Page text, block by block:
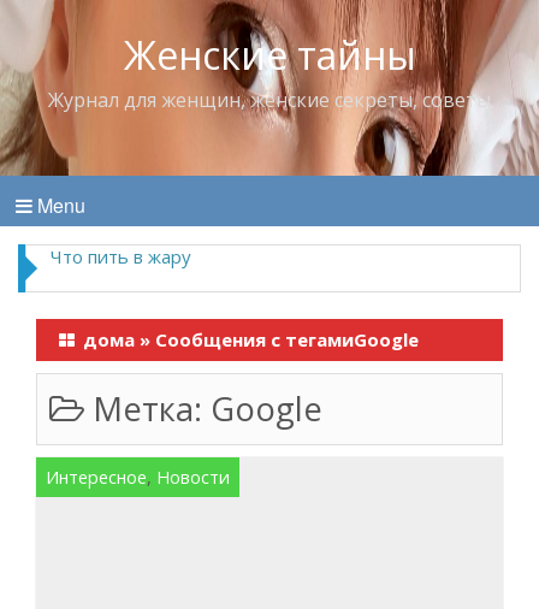
Женские тайны
Журнал для женщин, женские секреты, советы
Menu
Что пить в жару
дома » Сообщения с тегамиGoogle
Метка: Google
Интересное, Новости